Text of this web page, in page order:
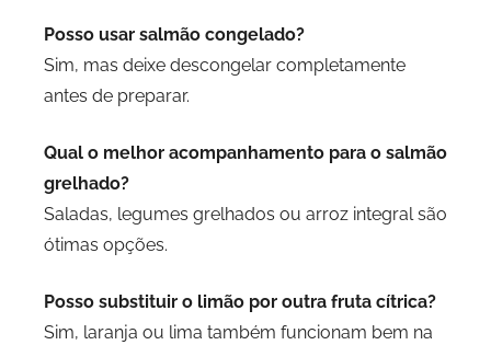
Posso usar salmão congelado?
Sim, mas deixe descongelar completamente
antes de preparar.
Qual o melhor acompanhamento para o salmão
grelhado?
Saladas, legumes grelhados ou arroz integral são
ótimas opções.
Posso substituir o limão por outra fruta cítrica?
Sim, laranja ou lima também funcionam bem na